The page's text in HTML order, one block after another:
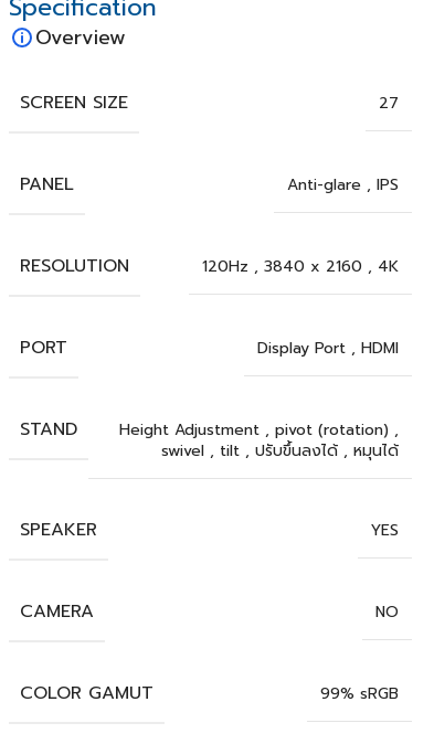
Overview
SCREEN SIZE 27
PANEL Anti-glare , IPS
RESOLUTION 120Hz , 3840 x 2160 , 4K
PORT Display Port , HDMI
STAND Height Adjustment , pivot (rotation) ,
swivel , tilt , ปรับขึ้นลงได้ , หมุนได้
SPEAKER YES
CAMERA NO
COLOR GAMUT 99% sRGB